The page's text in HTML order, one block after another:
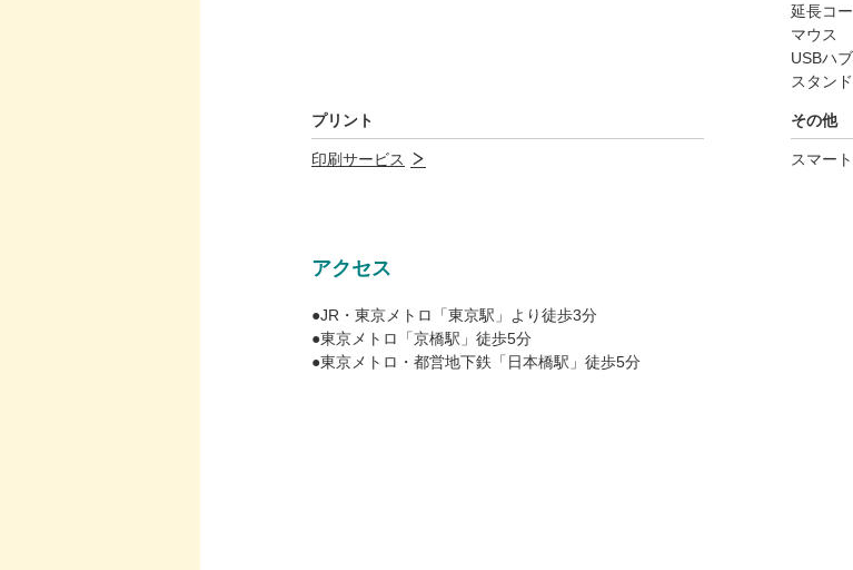
延長コ
マウス
USBハブ
スタン
プリント
印刷サービス
その他
スマー
アクセス
●JR・東京メトロ「東京駅」より徒歩3分
●東京メトロ「京橋駅」徒歩5分
●東京メトロ・都営地下鉄「日本橋駅」徒歩5分